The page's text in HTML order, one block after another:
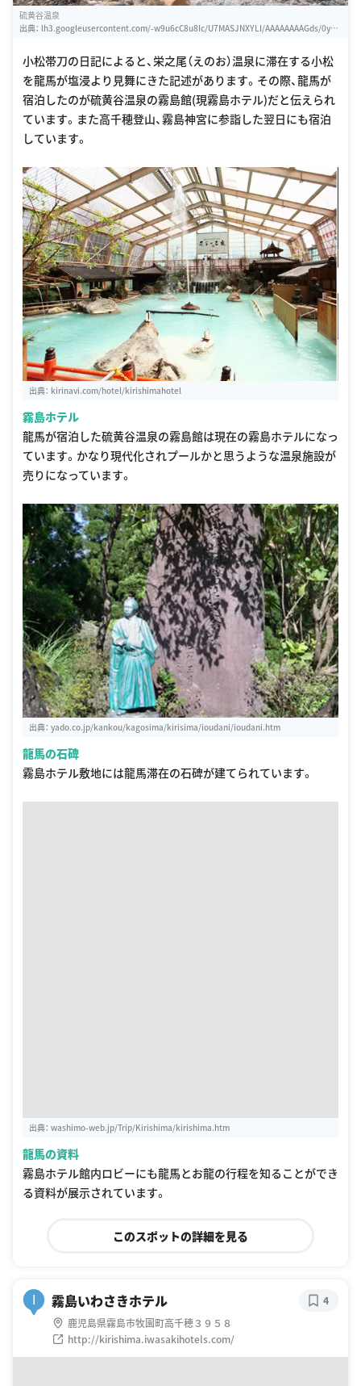
硫黄谷温泉
出典： lh3.googleusercontent.com/-w9u6cC8u8Ic/U7MASJNXYLI/AAAAAAAAGds/0yyK
小松帯刀の日記によると、栄之尾（えのお）温泉に滞在する小松
を龍馬が塩浸より見舞にきた記述があります。その際、龍馬が
宿泊したのが硫黄谷温泉の霧島館(現霧島ホテル)だと伝えられ
ています。また高千穂登山、霧島神宮に参詣した翌日にも宿泊
しています。
出典： kirinavi.com/hotel/kirishimahotel
霧島ホテル
龍馬が宿泊した硫黄谷温泉の霧島館は現在の霧島ホテルになっ
ています。かなり現代化されプールかと思うような温泉施設が
売りになっています。
出典： yado.co.jp/kankou/kagosima/kirisima/ioudani/ioudani.htm
龍馬の石碑
霧島ホテル敷地には龍馬滞在の石碑が建てられています。
出典： washimo-web.jp/Trip/Kirishima/kirishima.htm
龍馬の資料
霧島ホテル館内ロビーにも龍馬とお龍の行程を知ることができ
る資料が展示されています。
このスポットの詳細を見る
I 霧島いわさきホテル
鹿児島県霧島市牧園町高千穂３９５８
http://kirishima.iwasakihotels.com/
4